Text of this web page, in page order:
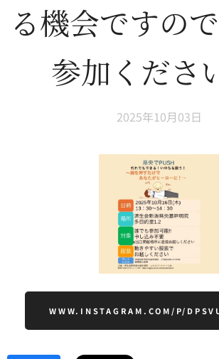
る機会ですの
参加くださ
2025年10月03日
WWW.INSTAGRAM.COM/P/